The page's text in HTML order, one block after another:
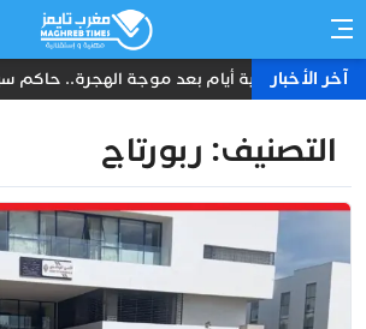
آخر الأخبارثمانية أيام بعد موجة الهجرة.. حاكم
التصنيف: ربورتاج